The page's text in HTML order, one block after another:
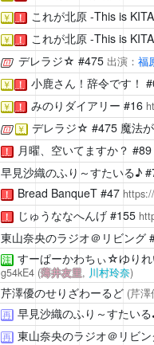
￥ ！ これが北原 -This is
￥ ！ これが北原 -This is
デレラジ☆ #475 出演： 福
￥ ！ 小鹿さん！辞令です！
￥ ！ みのりダイアリー #16
￥ デレラジ☆ #475 魔法
！ 月曜、空いてますか？ #89
早見沙織のふり～すたいる♪
！ Bread BanqueT#47
！ じゅうななへんげ#155
東山奈央のラジオ＠リビング
注 すーぱーかわちぃ☆ゆりれ
g54kE4 (薄井友里, 川村玲奈)
芹澤優のせりざわーるど (芹澤
再 早見沙織のふり～すたい
再 東山奈央のラジオ＠リビ